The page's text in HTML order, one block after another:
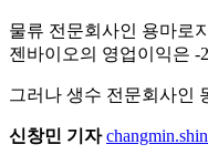
물류 전문회사인 용마로
젠바이오의 영업이익은 -
그러나 생수 전문회사인
신창민 기자